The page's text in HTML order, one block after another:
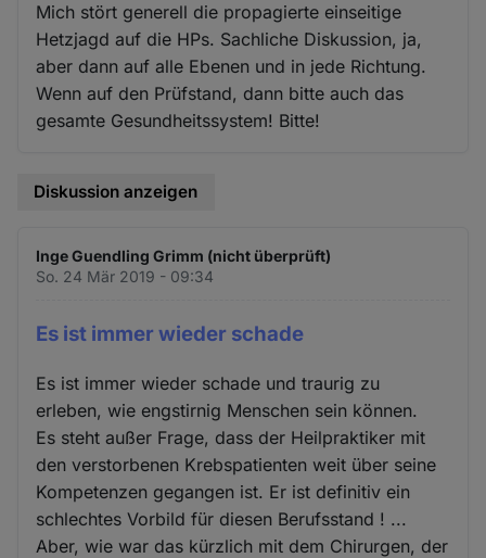
Mich stört generell die propagierte einseitige
Hetzjagd auf die HPs. Sachliche Diskussion, ja,
aber dann auf alle Ebenen und in jede Richtung.
Wenn auf den Prüfstand, dann bitte auch das
gesamte Gesundheitssystem! Bitte!
Diskussion anzeigen
Inge Guendling Grimm (nicht überprüft)
So. 24 Mär 2019 - 09:34
Es ist immer wieder schade
Es ist immer wieder schade und traurig zu
erleben, wie engstirnig Menschen sein können.
Es steht außer Frage, dass der Heilpraktiker mit
den verstorbenen Krebspatienten weit über seine
Kompetenzen gegangen ist. Er ist definitiv ein
schlechtes Vorbild für diesen Berufsstand ! ...
Aber, wie war das kürzlich mit dem Chirurgen, der